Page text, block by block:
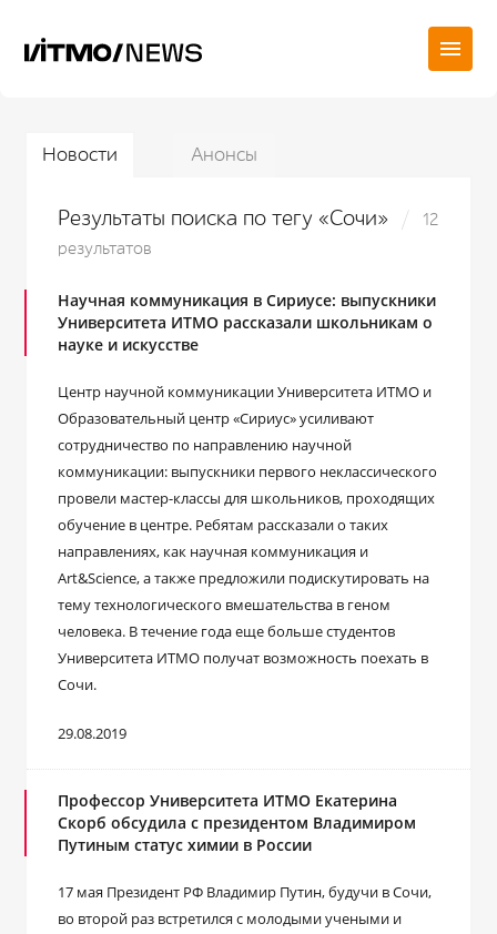
Новости Анонсы
Результаты поиска по тегу «Сочи»
12
результатов
Научная коммуникация в Сириусе: выпускники
Университета ИТМО рассказали школьникам о
науке и искусстве
Центр научной коммуникации Университета ИТМО и
Образовательный центр «Сириус» усиливают
сотрудничество по направлению научной
коммуникации: выпускники первого неклассического
провели мастер-классы для школьников, проходящих
обучение в центре. Ребятам рассказали о таких
направлениях, как научная коммуникация и
Art&Science, а также предложили подискутировать на
тему технологического вмешательства в геном
человека. В течение года еще больше студентов
Университета ИТМО получат возможность поехать в
Сочи.
29.08.2019
Профессор Университета ИТМО Екатерина
Скорб обсудила с президентом Владимиром
Путиным статус химии в России
17 мая Президент РФ Владимир Путин, будучи в Сочи,
во второй раз встретился с молодыми учеными и